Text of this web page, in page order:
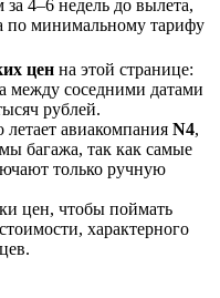
4–6 недель до вылета,
по минимальному тарифу
цен на этой странице:
между соседними датами
рублей.
авиакомпания N4,
багажа, так как самые
только ручную
цен, чтобы поймать
характерного